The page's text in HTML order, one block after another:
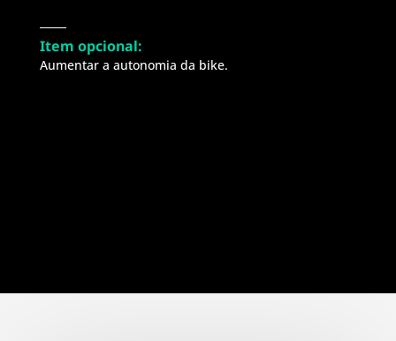
Item opcional:
Aumentar a autonomia da bike.